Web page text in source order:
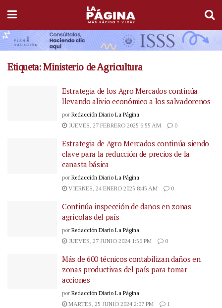
Etiqueta:Ministerio de Agricultura
Estrategia de los Agro Mercados continúa
llevando alivio económico a los salvadoreños
por Redacción Diario La Página
JUEVES, 27 FEBRERO 2025 6:55 AM
0
Estrategia de Agro Mercados continúa siendo
clave para la reducción de precios de la
canasta básica
por Redacción Diario La Página
VIERNES, 24 ENERO 2025 8:45 AM
0
Continúa inspección de daños en zonas
agrícolas del país
por Redacción Diario La Página
JUEVES, 27 JUNIO 2024 1:56 PM
0
Más de 600 técnicos contabilizan daños en
zonas productivas del país para tomar
acciones
por Redacción Diario La Página
MARTES, 25 JUNIO 2024 2:07 PM
1